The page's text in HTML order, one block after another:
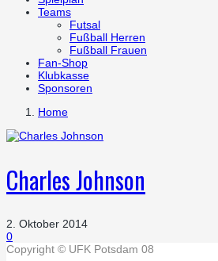
Teams
Futsal
Fußball Herren
Fußball Frauen
Fan-Shop
Klubkasse
Sponsoren
Home
Charles Johnson
2. Oktober 2014
0
Copyright © UFK Potsdam 08